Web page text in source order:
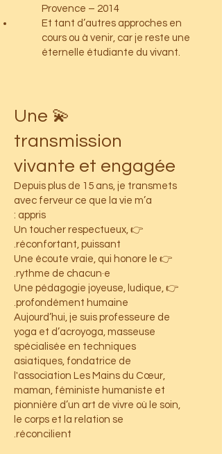
Provence – 2014
Et tant d’autres approches en
cours ou à venir, car je reste une
éternelle étudiante du vivant.
💫 Une
transmission
vivante et engagée
Depuis plus de 15 ans, je transmets
avec ferveur ce que la vie m’a
appris :
👉 Un toucher respectueux,
réconfortant, puissant.
👉 Une écoute vraie, qui honore le
rythme de chacun·e.
👉 Une pédagogie joyeuse, ludique,
profondément humaine.
Aujourd’hui, je suis professeure de
yoga et d’acroyoga, masseuse
spécialisée en techniques
asiatiques, fondatrice de
l'association Les Mains du Cœur,
maman, féministe humaniste et
pionnière d’un art de vivre où le soin,
le corps et la relation se
réconcilient.